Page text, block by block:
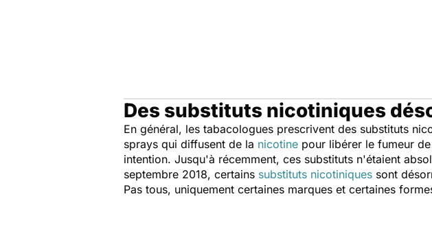
Des substituts nicotiniques
En général, les tabacologues prescrivent des substituts
sprays qui diffusent de la nicotine pour libérer le fumeur
intention. Jusqu'à récemment, ces substituts n'étaient
septembre 2018, certains substituts nicotiniques sont
Pas tous, uniquement certaines marques et certaines